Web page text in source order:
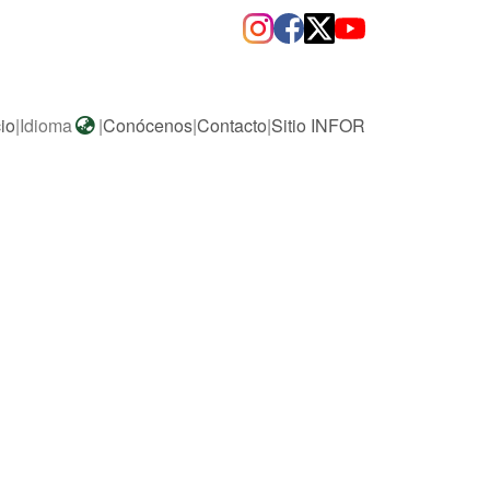
|Idioma |Conócenos|Contacto|Sitio INFOR